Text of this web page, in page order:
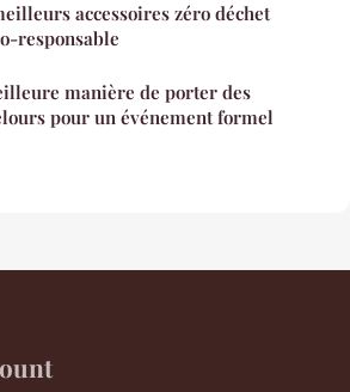
accessoires zéro déchet
responsable
manière de porter des
pour un événement formel